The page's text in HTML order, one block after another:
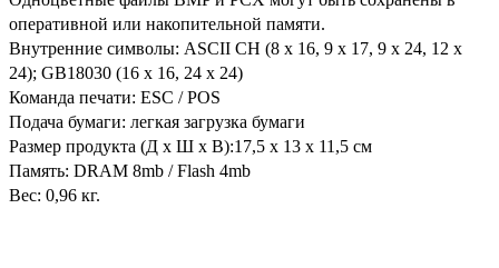
оперативной или накопительной памяти.
Внутренние символы: ASCII CH (8 x 16, 9 x 17, 9 x 24, 12 x
24); GB18030 (16 x 16, 24 x 24)
Команда печати: ESC / POS
Подача бумаги: легкая загрузка бумаги
Размер продукта (Д х Ш х В):17,5 х 13 х 11,5 см
Память: DRAM 8mb / Flash 4mb
Вес: 0,96 кг.